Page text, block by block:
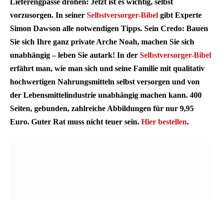
Lieferengpässe drohen: Jetzt ist es wichtig, selbst
vorzusorgen. In seiner Selbstversorger-Bibel gibt Experte
Simon Dawson alle notwendigen Tipps. Sein Credo: Bauen
Sie sich Ihre ganz private Arche Noah, machen Sie sich
unabhängig – leben Sie autark! In der Selbstversorger-Bibel
erfährt man, wie man sich und seine Familie mit qualitativ
hochwertigen Nahrungsmitteln selbst versorgen und von
der Lebensmittelindustrie unabhängig machen kann. 400
Seiten, gebunden, zahlreiche Abbildungen für nur 9,95
Euro. Guter Rat muss nicht teuer sein. Hier bestellen.